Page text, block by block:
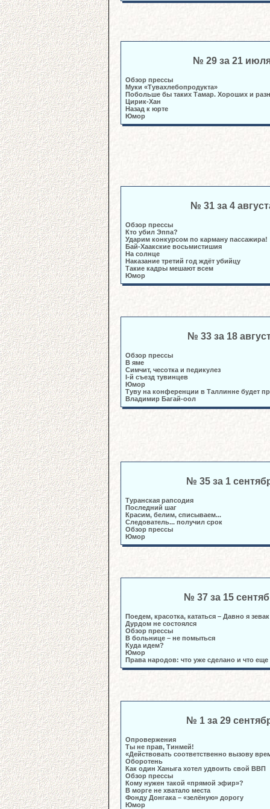
№ 29 за 21
Обзор прессы
Муки «Тувахлебопродукта»
Побольше бы таких Тамар. Хороших и
Цирик-Хан
Назад к юрте
Юмор
№ 31 за 4
Обзор прессы
Кто убил Эппа?
Ударим конкурсом по карману пассажира!
Бай-Хаакские восьмистишия
На солнце
Наказание третий год ждёт убийцу
Такие кадры мешают всем
Юмор
№ 33 за 18
Обзор прессы
В яме
Симчит, чесотка и педикулез
I-й съезд тувинцев
Юмор
Туву на конференции в Таллинне будет
Владимир Багай-оол
№ 35 за 1
Туранская рапсодия
Последний шаг
Красим, белим, списываем...
Следователь... получил срок
Обзор прессы
Юмор
№ 37 за 15
Поедем, красотка, кататься – Давно я
Дурдом не состоялся
Обзор прессы
В больнице – не помыться
Куда идем?
Юмор
Права народов: что уже сделано и что
№ 1 за 29
Опровержения
Ты не прав, Тинмей!
«Действовать соответственно вызову
Оборотень
Как один Ханыга хотел удвоить свой ВВП
Обзор прессы
Кому нужен такой «прямой эфир»?
В морге не хватало места
Фонду Донгака – «зелёную» дорогу
Юмор